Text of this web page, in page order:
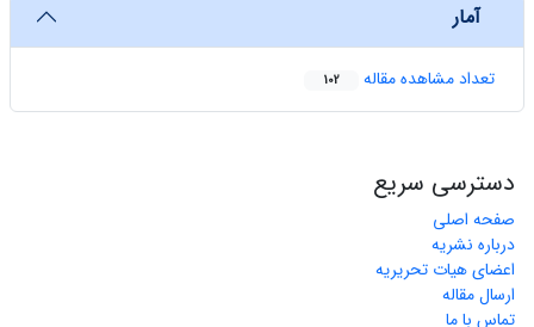
آمار
تعداد مشاهده مقاله 102
دسترسی سریع
صفحه اصلی
درباره نشریه
اعضای هیات تحریریه
ارسال مقاله
تماس با ما